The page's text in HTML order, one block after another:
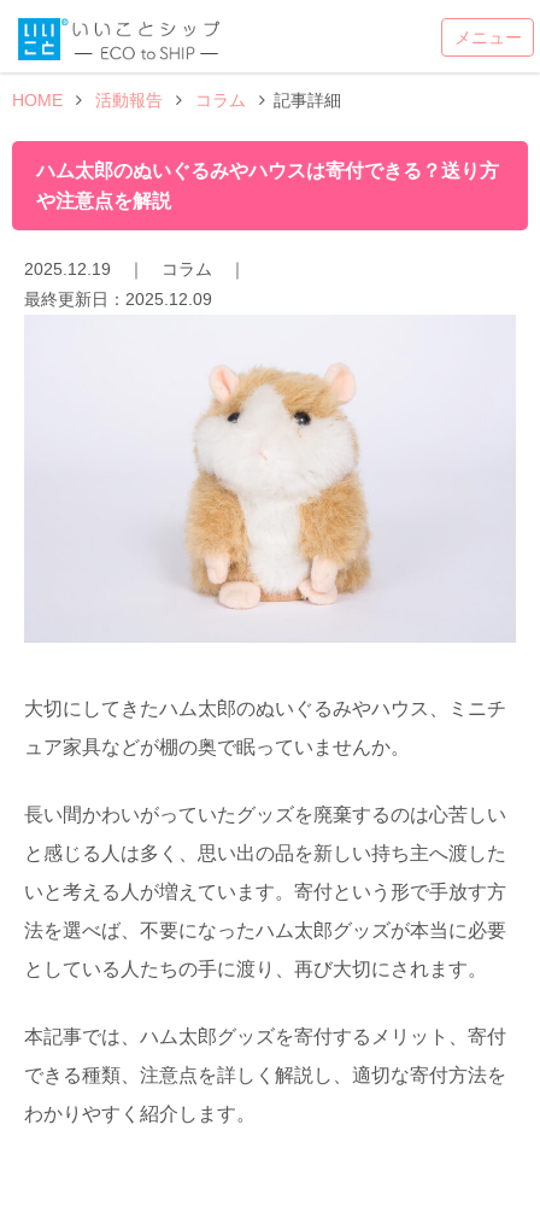
HOME 活動報告 コラム 記事詳細
ハム太郎のぬいぐるみやハウスは寄付できる？送り方
や注意点を解説
2025.12.19 ｜ コラム
｜
最終更新日： 2025.12.09
大切にしてきたハム太郎のぬいぐるみやハウス、ミニチ
ュア家具などが棚の奥で眠っていませんか。
長い間かわいがっていたグッズを廃棄するのは心苦しい
と感じる人は多く、思い出の品を新しい持ち主へ渡した
いと考える人が増えています。寄付という形で手放す方
法を選べば、不要になったハム太郎グッズが本当に必要
としている人たちの手に渡り、再び大切にされます。
本記事では、ハム太郎グッズを寄付するメリット、寄付
できる種類、注意点を詳しく解説し、適切な寄付方法を
わかりやすく紹介します。